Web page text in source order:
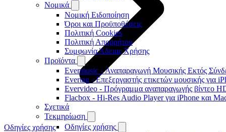
Νομικά
Νομική Ειδοποίηση
Όροι και Προϋποθέσεις
Πολιτική Cookies
Πολιτική Απορρήτου
Συμφωνία Άδειας Χρήσης
Προϊόντα
Evermusic - Αναπαραγωγή Μουσικής Εκτός
Evertag - Επεξεργαστής ετικετών μουσικής για
Evervideo - Πρόγραμμα αναπαραγωγής βίντεο
Flacbox - Hi-Res Audio Player για iPhone και
Σχετικά
Τεκμηρίωση
Οδηγίες χρήσης
Οδηγίες χρήσης